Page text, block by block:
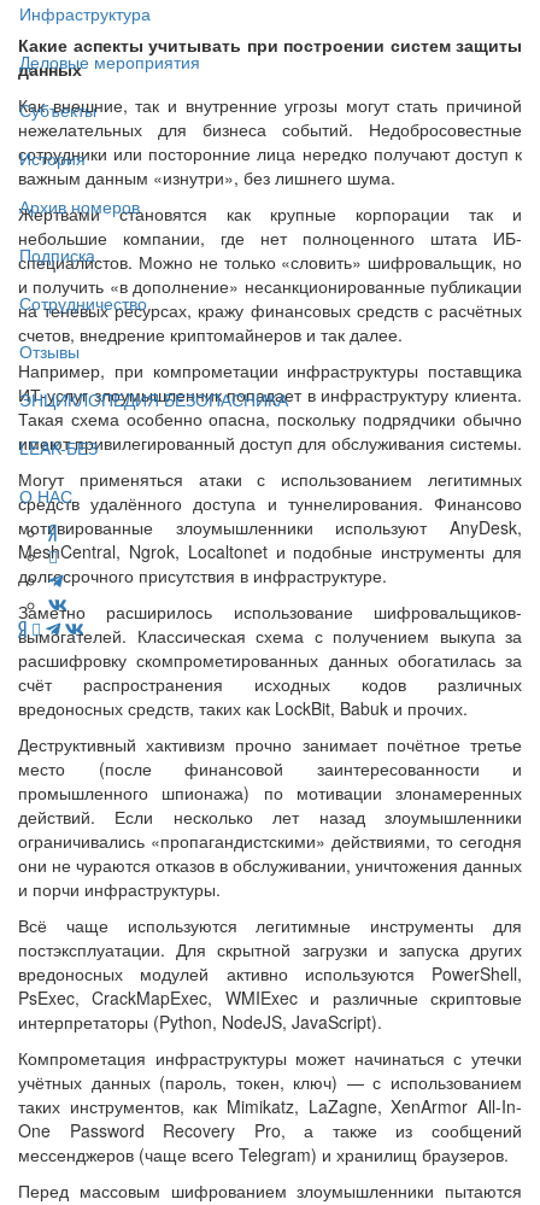
Инфраструктура
Деловые мероприятия
Субъекты
История
Архив номеров
Подписка
Сотрудничество
Отзывы
ЭНЦИКЛОПЕДИЯ БЕЗОПАСНИКА
LEAK-БЕЗ
О НАС
Какие аспекты учитывать при построении систем защиты
данных
Как внешние, так и внутренние угрозы могут стать причиной
нежелательных для бизнеса событий. Недобросовестные
сотрудники или посторонние лица нередко получают доступ к
важным данным «изнутри», без лишнего шума.
Жертвами становятся как крупные корпорации так и
небольшие компании, где нет полноценного штата ИБ-
специалистов. Можно не только «словить» шифровальщик, но
и получить «в дополнение» несанкционированные публикации
на теневых ресурсах, кражу финансовых средств с расчётных
счетов, внедрение криптомайнеров и так далее.
Например, при компрометации инфраструктуры поставщика
ИТ-услуг злоумышленник попадает в инфраструктуру клиента.
Такая схема особенно опасна, поскольку подрядчики обычно
имеют привилегированный доступ для обслуживания системы.
Могут применяться атаки с использованием легитимных
средств удалённого доступа и туннелирования. Финансово
мотивированные злоумышленники используют AnyDesk,
MeshCentral, Ngrok, Localtonet и подобные инструменты для
долгосрочного присутствия в инфраструктуре.
Заметно расширилось использование шифровальщиков-
вымогателей. Классическая схема с получением выкупа за
расшифровку скомпрометированных данных обогатилась за
счёт распространения исходных кодов различных
вредоносных средств, таких как LockBit, Babuk и прочих.
Деструктивный хактивизм прочно занимает почётное третье
место (после финансовой заинтересованности и
промышленного шпионажа) по мотивации злонамеренных
действий. Если несколько лет назад злоумышленники
ограничивались «пропагандистскими» действиями, то сегодня
они не чураются отказов в обслуживании, уничтожения данных
и порчи инфраструктуры.
Всё чаще используются легитимные инструменты для
постэксплуатации. Для скрытной загрузки и запуска других
вредоносных модулей активно используются PowerShell,
PsExec, CrackMapExec, WMIExec и различные скриптовые
интерпретаторы (Python, NodeJS, JavaScript).
Компрометация инфраструктуры может начинаться с утечки
учётных данных (пароль, токен, ключ) — с использованием
таких инструментов, как Mimikatz, LaZagne, XenArmor All-In-
One Password Recovery Pro, а также из сообщений
мессенджеров (чаще всего Telegram) и хранилищ браузеров.
Перед массовым шифрованием злоумышленники пытаются